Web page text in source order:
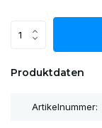
Produktdaten
Artikelnummer: